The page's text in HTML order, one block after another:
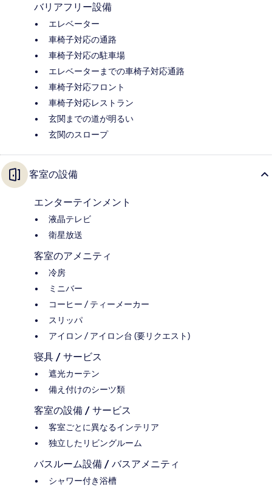
バリアフリー設備
エレベーター
車椅子対応の通路
車椅子対応の駐車場
エレベーターまでの車椅子対応通路
車椅子対応フロント
車椅子対応レストラン
玄関までの道が明るい
玄関のスロープ
客室の設備
エンターテインメント
液晶テレビ
衛星放送
客室のアメニティ
冷房
ミニバー
コーヒー / ティーメーカー
スリッパ
アイロン / アイロン台 (要リクエスト)
寝具 / サービス
遮光カーテン
備え付けのシーツ類
客室の設備 / サービス
客室ごとに異なるインテリア
独立したリビングルーム
バスルーム設備 / バスアメニティ
シャワー付き浴槽